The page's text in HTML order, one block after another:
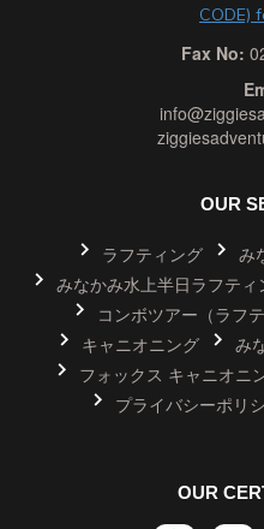
CODE)
Fax No:
OUR
ラフティング
み
みなかみ水上半日ラフティ
コンボツアー（ラフ
キャニオニング
み
フォックス キャニオニ
プライバシーポリ
OUR